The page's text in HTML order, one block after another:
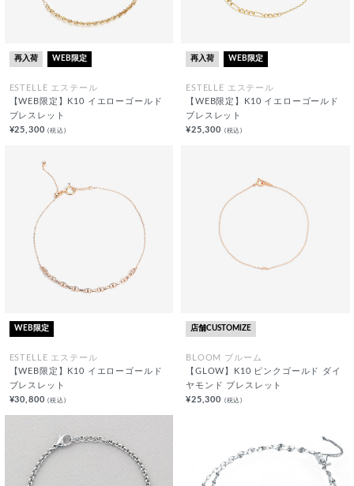
再入荷 WEB限定
ESTELLE エステール
【WEB限定】K10 イエローゴールド
ブレスレット
¥25,300(税込)
再入荷 WEB限定
ESTELLE エステール
【WEB限定】K10 イエローゴールド
ブレスレット
¥25,300 (税込)
WEB限定
ESTELLE エステール
【WEB限定】K10 イエローゴールド
ブレスレット
¥30,800(税込)
店舗CUSTOMIZE
BLOOM ブルーム
【GLOW】K10 ピンクゴールド ダイ
ヤモンド ブレスレット
¥25,300 (税込)